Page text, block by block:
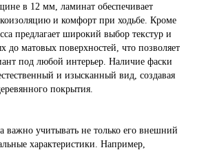
в 12 мм, ламинат обеспечивает
и комфорт при ходьбе. Кроме
предлагает широкий выбор текстур и
до матовых поверхностей, что позволяет
под любой интерьер. Наличие фаски
и изысканный вид, создавая
покрытия.
важно учитывать не только его внешний
характеристики. Например,